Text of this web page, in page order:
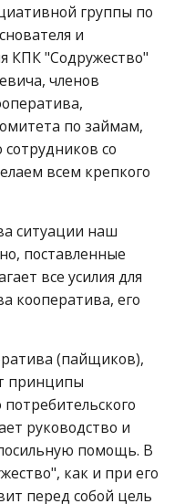
группы по
и
КПК "Содружество"
членов
по займам,
со
всем крепкого
ситуации наш
поставленные
все усилия для
кооператива, его
(пайщиков),
принципы
руководство и
помощь. В
как и при его
перед собой цель